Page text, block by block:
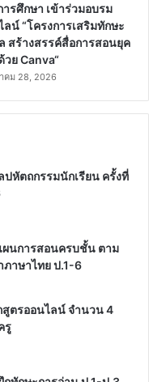
ารศึกษา เข้าร่วมอบรม
ลน์ “โครงการเสริมทักษะ
สร้างสรรค์สื่อการสอนยุค
วย Canva“
คม 28, 2026
หัตถกรรมนักเรียน ครั้งที่
นการสอนครบชั้น ตาม
ภาษาไทย ป.1-6
ตรออนไลน์ จำนวน 4
รู